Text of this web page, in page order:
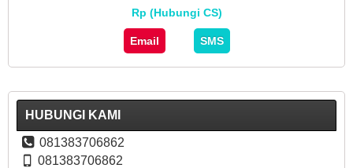
Rp (Hubungi CS)
Email SMS
HUBUNGI KAMI
081383706862
081383706862